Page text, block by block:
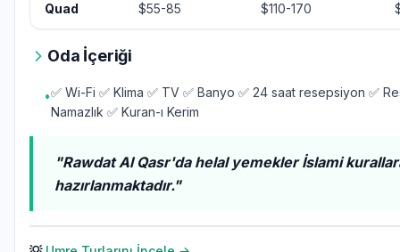
Quad $55-85 $110-170
Oda İçeriği
•✅ Wi-Fi ✅ Klima ✅ TV ✅ Banyo ✅ 24 saat resepsiyon ✅
Namazlık ✅ Kuran-ı Kerim
"Rawdat Al Qasr'da helal yemekler İslami
hazırlanmaktadır."